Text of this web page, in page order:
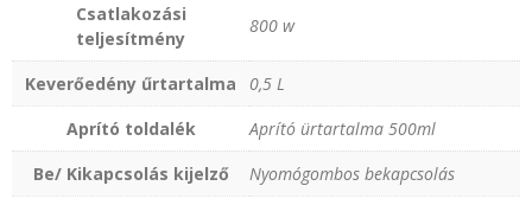
Csatlakozási
teljesítmény
800 w
Keverőedény űrtartalma
0,5 L
Aprító toldalék
Aprító ürtartalma 500ml
Be/ Kikapcsolás kijelző
Nyomógombos bekapcsolás